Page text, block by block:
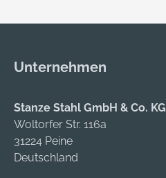
Unternehmen
Stanze Stahl GmbH & Co. KG
Woltorfer Str. 116a
31224 Peine
Deutschland